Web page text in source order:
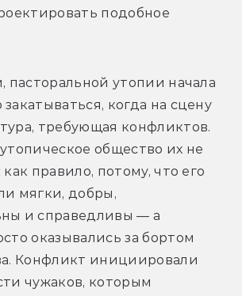
подобное
пасторальной утопии начала
когда на сцену
требующая конфликтов.
общество их не
правило, потому, что его
мягки, добры,
и справедливы — а
оказывались за бортом
Конфликт инициировали
чужаков, которым